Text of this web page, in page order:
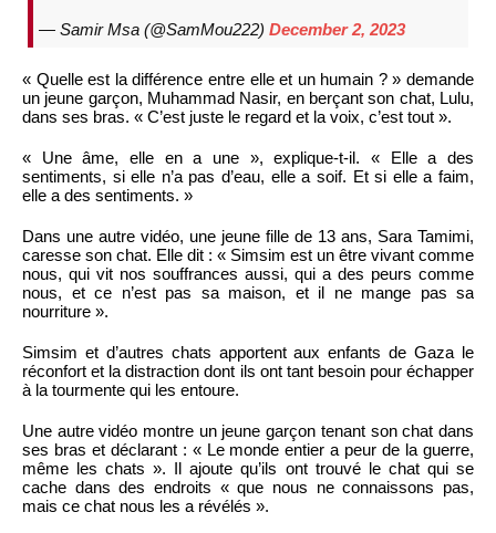
— Samir Msa (@SamMou222) December 2, 2023
« Quelle est la différence entre elle et un humain ? » demande
un jeune garçon, Muhammad Nasir, en berçant son chat, Lulu,
dans ses bras. « C’est juste le regard et la voix, c’est tout ».
« Une âme, elle en a une », explique-t-il. « Elle a des
sentiments, si elle n’a pas d’eau, elle a soif. Et si elle a faim,
elle a des sentiments. »
Dans une autre vidéo, une jeune fille de 13 ans, Sara Tamimi,
caresse son chat. Elle dit : « Simsim est un être vivant comme
nous, qui vit nos souffrances aussi, qui a des peurs comme
nous, et ce n’est pas sa maison, et il ne mange pas sa
nourriture ».
Simsim et d’autres chats apportent aux enfants de Gaza le
réconfort et la distraction dont ils ont tant besoin pour échapper
à la tourmente qui les entoure.
Une autre vidéo montre un jeune garçon tenant son chat dans
ses bras et déclarant : « Le monde entier a peur de la guerre,
même les chats ». Il ajoute qu’ils ont trouvé le chat qui se
cache dans des endroits « que nous ne connaissons pas,
mais ce chat nous les a révélés ».